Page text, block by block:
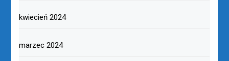
kwiecień 2024
marzec 2024